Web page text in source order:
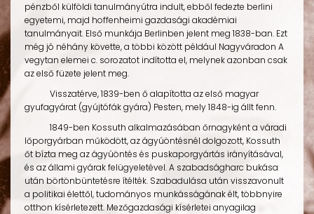
pénzből külföldi tanulmányútra indult, ebből fedezte berlini
egyetemi, majd hoffenheimi gazdasági akadémiai
tanulmányait. Első munkája Berlinben jelent meg 1838-ban. Ezt
még jó néhány követte, a többi között például Nagyváradon A
vegytan elemei c. sorozatot indította el, melynek azonban csak
az első füzete jelent meg.
Visszatérve, 1839-ben ő alapította az első magyar
gyufagyárat (gyújtófák gyára) Pesten, mely 1848-ig állt fenn.
1849-ben Kossuth alkalmazásában őrnagyként a váradi
lőporgyárban működött, az ágyúöntésnél dolgozott, Kossuth
őt bízta meg az ágyúöntés és puskaporgyártás irányításával,
és az állami gyárak felügyeletével. A szabadságharc bukása
után börtönbüntetésre ítélték. Szabadulása után visszavonult
a politikai élettől, tudományos munkásságának élt, többnyire
otthon kísérletezett. Mezőgazdasági kísérletei anyagilag